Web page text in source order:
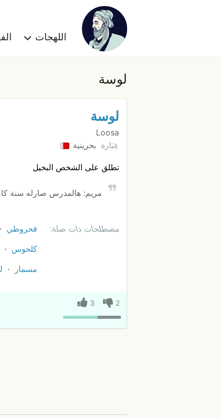
اللهجات
لوسة
لوسة
Loosa
عِبَارة بحرينية
تطلق على الشخص البخيل
مريم: هالمدرس صارله سنة
مصطلحات ذات صلة: قحروطي
كلحوس
مسمار
2
3